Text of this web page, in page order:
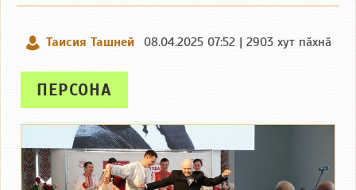
Таисия Ташней 08.04.2025 07:52 | 2903 хут пӑхнӑ
ПЕРСОНА